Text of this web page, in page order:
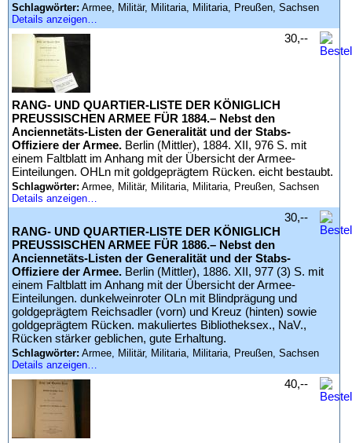
Schlagwörter: Armee, Militär, Militaria, Militaria, Preußen, Sachsen
Details anzeigen…
RANG- UND QUARTIER-LISTE DER KÖNIGLICH
PREUSSISCHEN ARMEE FÜR 1884.– Nebst den
Anciennetäts-Listen der Generalität und der Stabs-
Offiziere der Armee. Berlin (Mittler), 1884. XII, 976 S. mit
einem Faltblatt im Anhang mit der Übersicht der Armee-
Einteilungen. OHLn mit goldgeprägtem Rücken. eicht bestaubt.
Schlagwörter: Armee, Militär, Militaria, Militaria, Preußen, Sachsen
Details anzeigen…
30,--
RANG- UND QUARTIER-LISTE DER KÖNIGLICH
PREUSSISCHEN ARMEE FÜR 1886.– Nebst den
Anciennetäts-Listen der Generalität und der Stabs-
Offiziere der Armee. Berlin (Mittler), 1886. XII, 977 (3) S. mit
einem Faltblatt im Anhang mit der Übersicht der Armee-
Einteilungen. dunkelweinroter OLn mit Blindprägung und
goldgeprägtem Reichsadler (vorn) und Kreuz (hinten) sowie
goldgeprägtem Rücken. makuliertes Bibliotheksex., NaV.,
Rücken stärker geblichen, gute Erhaltung.
Schlagwörter: Armee, Militär, Militaria, Militaria, Preußen, Sachsen
Details anzeigen…
30,--
40,--